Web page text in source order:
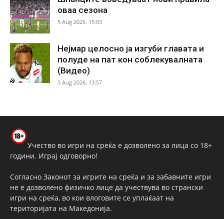
оваа сезона
5 Aug 2026. 15:03
Нејмар целосно ја изгуби главата и
полуде на пат кон соблекувалната
(Видео)
5 Aug 2026. 13:57
Учество во игри на среќа е дозволено за лица со 18+
години. Играј одговорно!
Согласно Законот за игрите на среќа и за забавните игри
не е дозволено физичко лице да учествува во странски
игри на среќа, во кои влоговите се уплаќаат на
територијата на Македонија.